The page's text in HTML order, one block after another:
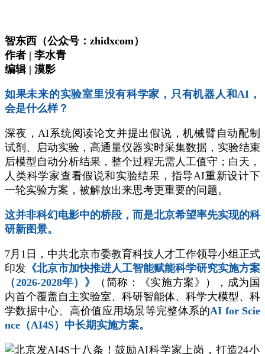
智东西（公众号：zhidxcom）
作者 | 李水青
编辑 | 漠影
如果未来的实验室里没有科学家，只有机器人和AI，
会是什么样？
深夜，AI系统阅读论文并提出假说，机械臂自动配制
试剂、启动实验，高通量仪器实时采集数据，实验结束
后模型自动分析结果，整个过程无需人工值守；白天，
人类科学家查看假说和实验结果，指导AI重新设计下
一轮实验方案，被解放出来思考更重要的问题。
这并非科幻电影中的桥段，而是北京希望率先实现的科
研新图景。
7月1日，中共北京市委教育科技人才工作领导小组正式
印发 《北京市加快推进人工智能赋能科学研究实施方案
（2026-2028年）》
（简称：《实施方案》），成为国
内首个覆盖自主实验室、科研智能体、科学大模型、科
学数据中心、高价值应用场景等完整体系的AI for Scie
nce（AI4S）中长期实施方案。